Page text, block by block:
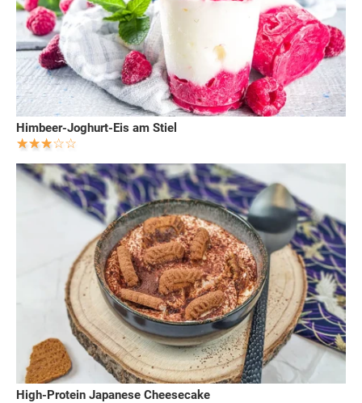
Himbeer-Joghurt-Eis am Stiel
High-Protein Japanese Cheesecake